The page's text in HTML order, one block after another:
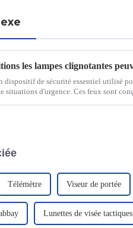
dispositif de sécurité essentiel utilisé
situations d'urgence. Ces feux sont
Télémètre Viseur de portée
Lunettes de visée tactiques